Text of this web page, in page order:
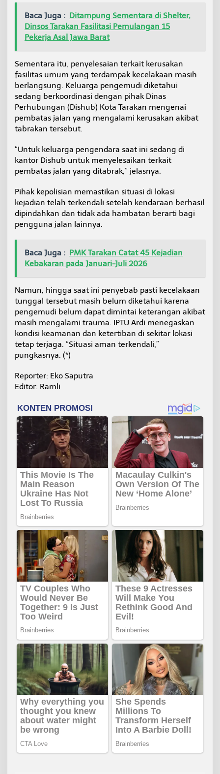
Baca Juga : Ditampung Sementara di Shelter,
Dinsos Tarakan Fasilitasi Pemulangan 15
Pekerja Asal Jawa Barat
Sementara itu, penyelesaian terkait kerusakan
fasilitas umum yang terdampak kecelakaan masih
berlangsung. Keluarga pengemudi diketahui
sedang berkoordinasi dengan pihak Dinas
Perhubungan (Dishub) Kota Tarakan mengenai
pembatas jalan yang mengalami kerusakan akibat
tabrakan tersebut.
“Untuk keluarga pengendara saat ini sedang di
kantor Dishub untuk menyelesaikan terkait
pembatas jalan yang ditabrak,” jelasnya.
Pihak kepolisian memastikan situasi di lokasi
kejadian telah terkendali setelah kendaraan berhasil
dipindahkan dan tidak ada hambatan berarti bagi
pengguna jalan lainnya.
Baca Juga : PMK Tarakan Catat 45 Kejadian
Kebakaran pada Januari-Juli 2026
Namun, hingga saat ini penyebab pasti kecelakaan
tunggal tersebut masih belum diketahui karena
pengemudi belum dapat dimintai keterangan akibat
masih mengalami trauma. IPTU Ardi menegaskan
kondisi keamanan dan ketertiban di sekitar lokasi
tetap terjaga. “Situasi aman terkendali,”
pungkasnya. (*)
Reporter: Eko Saputra
Editor: Ramli